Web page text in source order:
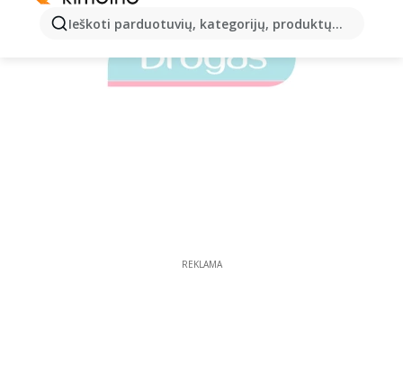
Ieškoti parduotuvių, kategorijų, produktų...
REKLAMA